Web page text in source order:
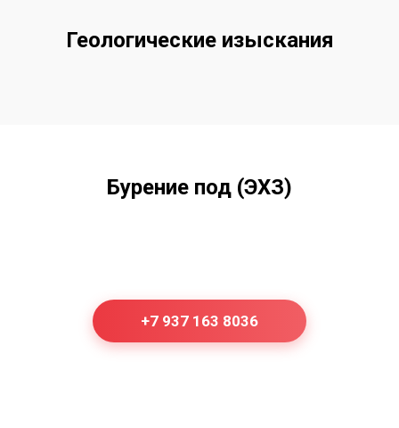
Геологические изыскания
Бурение под (ЭХЗ)
+7 937 163 8036